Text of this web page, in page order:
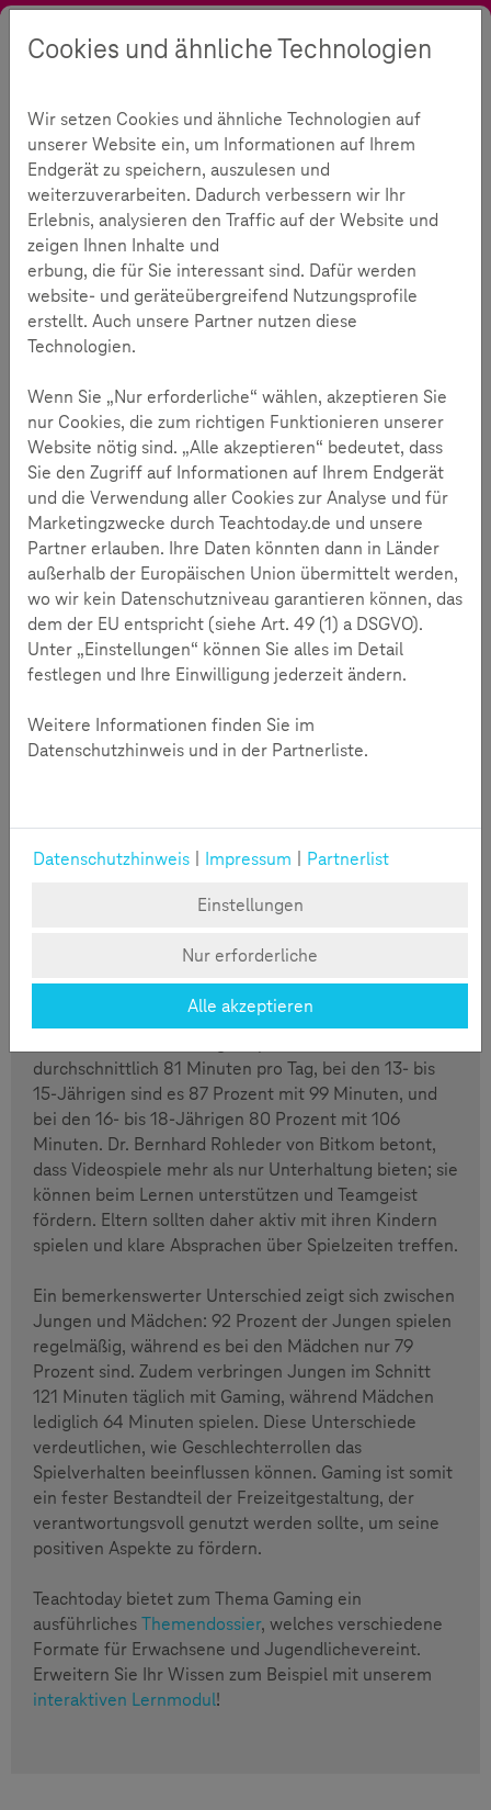
Suche Kontrast Sprache
Bildungszahl der Woche
Bildungszahl 26.02.2025
Kinder verbringen
durchschnittlich 1,5 Stunden am
Tag mit Gaming
95 Minuten mit Gaming, wobei es unter der Woche
rund 80 Minuten und am Wochenende sogar 123
Studie des Digitalverbands Bitkom spielen 85 Prozent
und wieder Video-, Computer- oder Onlinespiele.
zunehmendem Alter leicht sinkt, während die
durchschnittlich 81 Minuten pro Tag, bei den 13- bis
15-Jährigen sind es 87 Prozent mit 99 Minuten, und
bei den 16- bis 18-Jährigen 80 Prozent mit 106
Minuten. Dr. Bernhard Rohleder von Bitkom betont,
dass Videospiele mehr als nur Unterhaltung bieten; sie
können beim Lernen unterstützen und Teamgeist
fördern. Eltern sollten daher aktiv mit ihren Kindern
spielen und klare Absprachen über Spielzeiten treffen.
Ein bemerkenswerter Unterschied zeigt sich zwischen
Jungen und Mädchen: 92 Prozent der Jungen spielen
regelmäßig, während es bei den Mädchen nur 79
Prozent sind. Zudem verbringen Jungen im Schnitt
121 Minuten täglich mit Gaming, während Mädchen
lediglich 64 Minuten spielen. Diese Unterschiede
verdeutlichen, wie Geschlechterrollen das
Spielverhalten beeinflussen können. Gaming ist somit
ein fester Bestandteil der Freizeitgestaltung, der
verantwortungsvoll genutzt werden sollte, um seine
positiven Aspekte zu fördern.
Teachtoday bietet zum Thema Gaming ein
ausführlichesThemendossier, welches verschiedene
Formate für Erwachsene und Jugendlichevereint.
Erweitern Sie Ihr Wissen zum Beispiel mit unserem
interaktiven Lernmodul!
Cookies und ähnliche Technologien
Wir setzen Cookies und ähnliche Technologien auf
unserer Website ein, um Informationen auf Ihrem
Endgerät zu speichern, auszulesen und
weiterzuverarbeiten. Dadurch verbessern wir Ihr
Erlebnis, analysieren den Traffic auf der Website und
zeigen Ihnen Inhalte und
erbung, die für Sie interessant sind. Dafür werden
website- und geräteübergreifend Nutzungsprofile
erstellt. Auch unsere Partner nutzen diese
Technologien.
Wenn Sie „Nur erforderliche“ wählen, akzeptieren Sie
nur Cookies, die zum richtigen Funktionieren unserer
Website nötig sind. „Alle akzeptieren“ bedeutet, dass
Sie den Zugriff auf Informationen auf Ihrem Endgerät
und die Verwendung aller Cookies zur Analyse und für
Marketingzwecke durch Teachtoday.de und unsere
Partner erlauben. Ihre Daten könnten dann in Länder
außerhalb der Europäischen Union übermittelt werden,
wo wir kein Datenschutzniveau garantieren können, das
dem der EU entspricht (siehe Art. 49 (1) a DSGVO).
Unter „Einstellungen“ können Sie alles im Detail
festlegen und Ihre Einwilligung jederzeit ändern.
Weitere Informationen finden Sie im
Datenschutzhinweis und in der Partnerliste.
Datenschutzhinweis Impressum
Partnerlist
Einstellungen
Nur erforderliche
Alle akzeptieren